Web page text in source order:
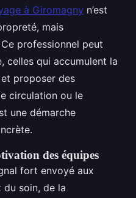
à Giromagny n’est
mais
professionnel peut
celles qui accumulent la
proposer des
circulation ou le
une démarche
des équipes
fort envoyé aux
soin, de la